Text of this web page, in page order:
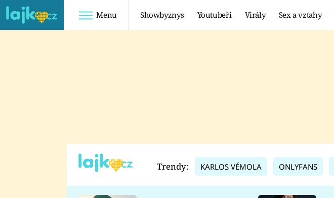
Menu Showbyznys Youtubeři Virály Sex a vztahy
TADEÁŠ KUBĚNKA
DATEL
Trendy: KARLOS VÉMOLA ONLYFANS